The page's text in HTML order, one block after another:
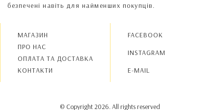
безпечені навіть для найменших покупців.
МАГАЗИН
ПРО НАС
OПЛАТА ТА ДОСТАВКА
КОНТАКТИ
FACEBOOK
INSTAGRAM
E-MAIL
© Copyright 2026. All rights reserved